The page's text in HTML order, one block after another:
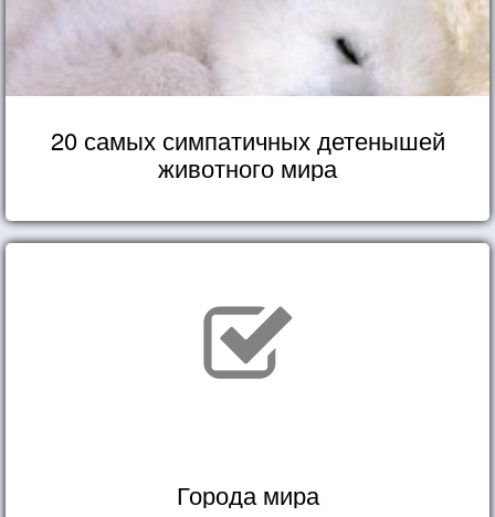
20 самых симпатичных детенышей
животного мира
Города мира